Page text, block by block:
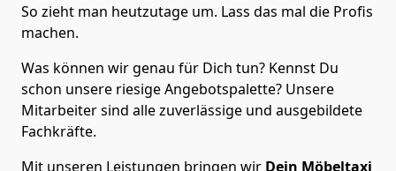
So zieht man heutzutage um. Lass das mal die Profis
machen.
Was können wir genau für Dich tun? Kennst Du
schon unsere riesige Angebotspalette? Unsere
Mitarbeiter sind alle zuverlässige und ausgebildete
Fachkräfte.
Mit unseren Leistungen bringen wir Dein Möbeltaxi